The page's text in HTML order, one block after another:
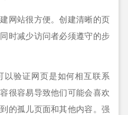
网站很方便。创建清晰的页
时减少访问者必须遵守的步
以验证网页是如何相互联系
很容易导致他们可能会喜欢
的孤儿页面和其他内容。强